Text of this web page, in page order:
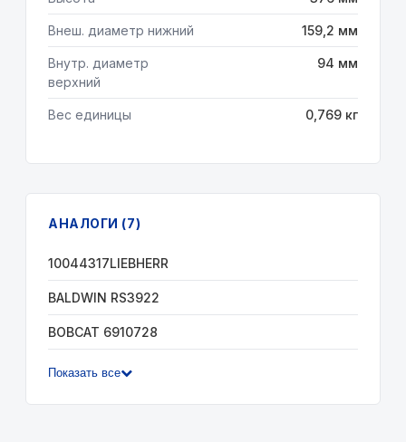
Внеш. диаметр нижний 159,2 мм
Внутр. диаметр
верхний
94 мм
Вес единицы 0,769 кг
АНАЛОГИ (7)
10044317LIEBHERR
BALDWIN RS3922
BOBCAT 6910728
Показать все